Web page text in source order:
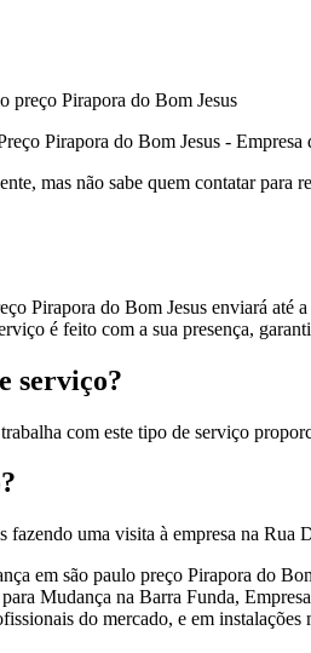
preço Pirapora do Bom Jesus
mas não sabe quem contatar
Pirapora do Bom Jesus enviará
é feito com a sua presença,
serviço?
com este tipo de serviço
fazendo uma visita à empresa na Rua
em são paulo preço Pirapora do
Mudança na Barra Funda,
do mercado, e em